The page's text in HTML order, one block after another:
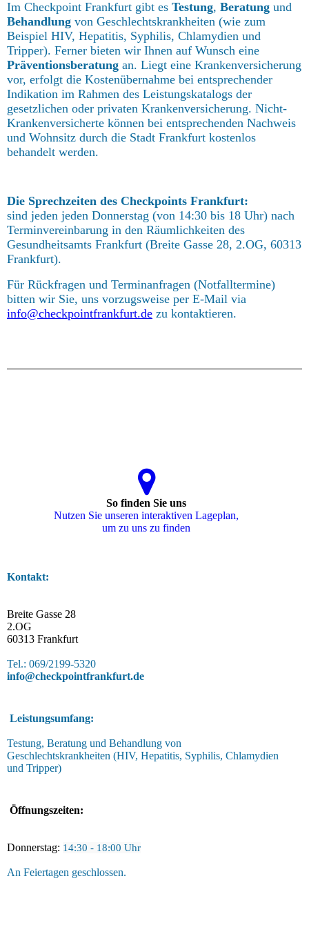
Im Checkpoint Frankfurt gibt es Testung, Beratung und
Behandlung von Geschlechtskrankheiten (wie zum
Beispiel HIV, Hepatitis, Syphilis, Chlamydien und
Tripper). Ferner bieten wir Ihnen auf Wunsch eine
Präventionsberatung an. Liegt eine Krankenversicherung
vor, erfolgt die Kostenübernahme bei entsprechender
Indikation im Rahmen des Leistungskatalogs der
gesetzlichen oder privaten Krankenversicherung. Nicht-
Krankenversicherte können bei entsprechenden Nachweis
und Wohnsitz durch die Stadt Frankfurt kostenlos
behandelt werden.
Die Sprechzeiten des Checkpoints Frankfurt:
sind jeden jeden Donnerstag (von 14:30 bis 18 Uhr) nach
Terminvereinbarung in den Räumlichkeiten des
Gesundheitsamts Frankfurt (Breite Gasse 28, 2.OG, 60313
Frankfurt).
Für Rückfragen und Terminanfragen (Notfalltermine)
bitten wir Sie, uns vorzugsweise per E-Mail via
info@checkpointfrankfurt.de zu kontaktieren.
So finden Sie uns
Nutzen Sie unseren interaktiven La­ge­plan,
um zu uns zu finden
Kontakt:
Breite Gasse 28
2.OG
60313 Frankfurt
Tel.: 069/2199-5320
info@checkpointfrankfurt.de
Leistungsumfang:
Testung, Beratung und Behandlung von
Geschlechtskrankheiten (HIV, Hepatitis, Syphilis, Chlamydien
und Tripper)
Öffnungszeiten:
Donnerstag: 14:30 - 18:00 Uhr
An Feiertagen geschlossen.